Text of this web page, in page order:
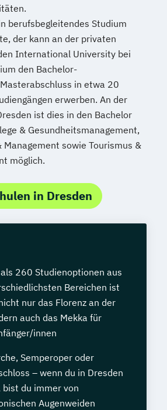
für
und Kommunikation
für Bildung
Personalentwicklung
und Leitung
Social Media
(DE/EN)
Kinder und
UX Design
Vertragsrecht
(DE/EN)
Medizintechnik
(DE/EN)
berufsbegleitendes Studium
der kann an der privaten
International University bei
den Bachelor-
in etwa 20
erwerben. An der
ist dies in den Bachelor
& Gesundheitsmanagement,
Management sowie Tourismus &
möglich.
in Dresden
260 Studienoptionen aus
Bereichen ist
nur das Florenz an der
auch das Mekka für
innen
Semperoper oder
– wenn du in Dresden
du immer von
Augenweiden